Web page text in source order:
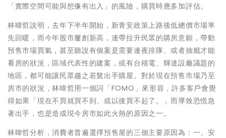
「實際空間可能與想像有出入」的風險，購買時應多加評估。
林暐哲說明，去年下半年開始，新青安政策上路後低總價市場率
先回暖，而今年股市屢創新高，連帶拉升民眾的購房意願，帶動
預售市場買氣，甚至聽說有個案是需要連夜排隊、或者抽籤才能
看房的狀況，區域代表性的建案，或有台積電、輝達設廠議題的
地區，都可能讓民眾趨之若鶩出手購屋。對於現在預售市場乃至
房市的狀況，林暐哲用一個詞「FOMO」來形容，許多客戶會覺
得如果「現在不買就買不到、或以後買不起了。」而導致恐慌急
著出手，也是造成現今房市如此火熱的原因之一。
林暐哲分析，消費者普遍選擇預售屋的三個主要原因為：一、安